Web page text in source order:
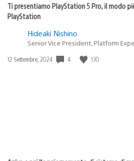
Ti presentiamo PlayStation 5 Pro, il modo
PlayStation
Hideaki Nishino
Senior Vice President, Platform
Data
12 Settembre, 2024 4 130